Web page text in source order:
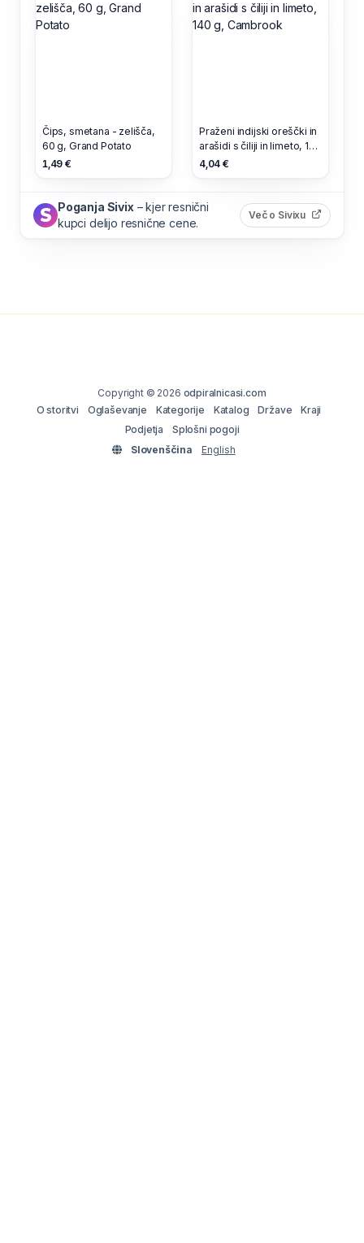
Čips, smetana - zelišča,
60 g, Grand Potato
1,49 €
Praženi indijski oreščki in
arašidi s čiliji in limeto, 140
g, Cambrook
4,04 €
Poganja Sivix – kjer resnični
kupci delijo resnične cene.
Več o Sivixu (odpre
Copyright © 2026 odpiralnicasi.com
O storitvi
Oglaševanje Kategorije Katalog Države
Kraji
Podjetja
Splošni pogoji
Slovenščina
English